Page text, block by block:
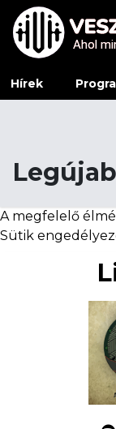
Ahol
Ahol
Hírek
A megfelelő
Sütik